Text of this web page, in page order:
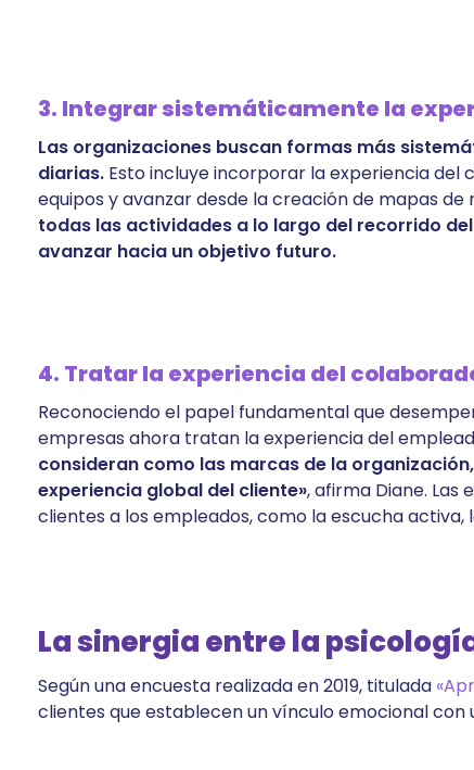
3. Integrar sistemáticamente la
Las organizaciones buscan formas más
diarias. Esto incluye incorporar la experiencia
equipos y avanzar desde la creación de mapas
todas las actividades a lo largo del recorrido
avanzar hacia un objetivo futuro.
4. Tratar la experiencia del
Reconociendo el papel fundamental que
empresas ahora tratan la experiencia del
consideran como las marcas de la
experiencia global del cliente», afirma Diane.
clientes a los empleados, como la escucha
La sinergia entre la
Según una encuesta realizada en 2019, titulada
clientes que establecen un vínculo emocional